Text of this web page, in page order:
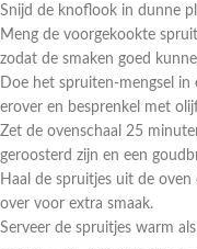
Snijd de knoflook in dunne
Meng de voorgekookte
zodat de smaken goed
Doe het spruiten-mengsel in
erover en besprenkel met
Zet de ovenschaal 25
geroosterd zijn en een
Haal de spruitjes uit de
over voor extra smaak.
Serveer de spruitjes warm